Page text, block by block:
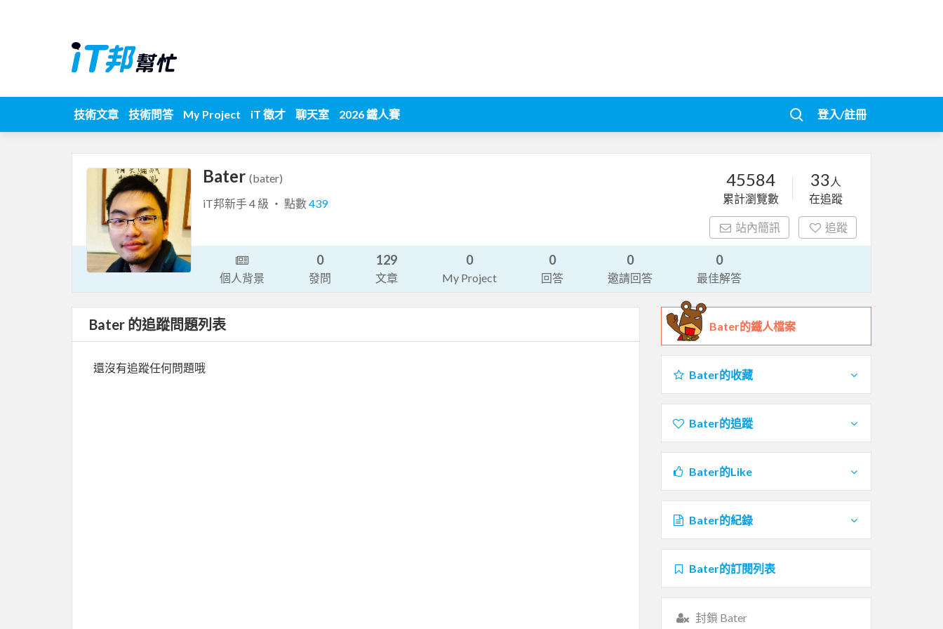
技術文章 技術問答 My Project iT 徵才 聊天室 2026 鐵人賽 登入/註冊
Bater (bater)
iT邦新手 4 級 ‧ 點數439
45584
累計瀏覽數
33 人
在追蹤
站內簡訊 追蹤
個人背景
0
發問
129
文章
0
My Project
0
回答
0
邀請回答
0
最佳解答
Bater 的追蹤問題列表
還沒有追蹤任何問題哦
Bater的鐵人檔案
Bater的收藏
Bater的追蹤
Bater的Like
Bater的紀錄
Bater的訂閱列表
封鎖 Bater